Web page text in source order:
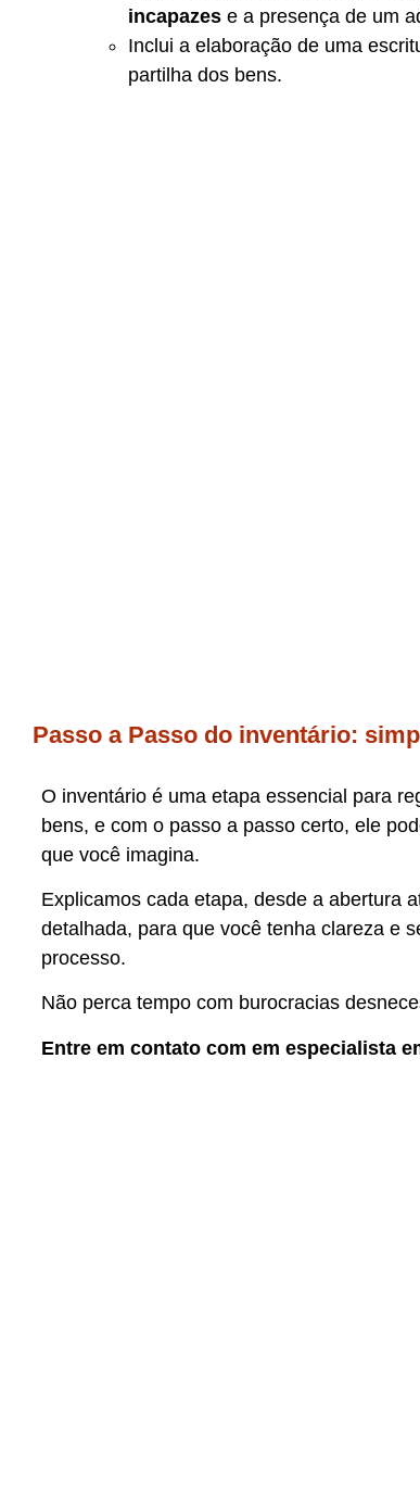
incapazes e a presença de um
Inclui a elaboração de uma
partilha dos bens.
Passo a Passo do inventário:
O inventário é uma etapa essencial para
bens, e com o passo a passo certo, ele
que você imagina.
Explicamos cada etapa, desde a abertura
detalhada, para que você tenha clareza e
processo.
Não perca tempo com burocracias
Entre em contato com em especialista